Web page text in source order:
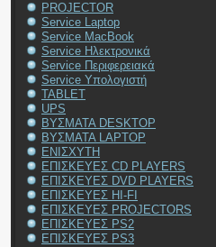
PROJECTOR
Service Laptop
Service MacBook
Service Ηλεκτρονικά
Service Περιφερειακά
Service Υπολογιστή
TABLET
UPS
ΒΥΣΜΑΤΑ DESKTOP
ΒΥΣΜΑΤΑ LAPTOP
ΕΝΙΣΧΥΤΗ
ΕΠΙΣΚΕΥΕΣ CD PLAYERS
ΕΠΙΣΚΕΥΕΣ DVD PLAYERS
ΕΠΙΣΚΕΥΕΣ HI-FI
ΕΠΙΣΚΕΥΕΣ PROJECTORS
ΕΠΙΣΚΕΥΕΣ PS2
ΕΠΙΣΚΕΥΕΣ PS3